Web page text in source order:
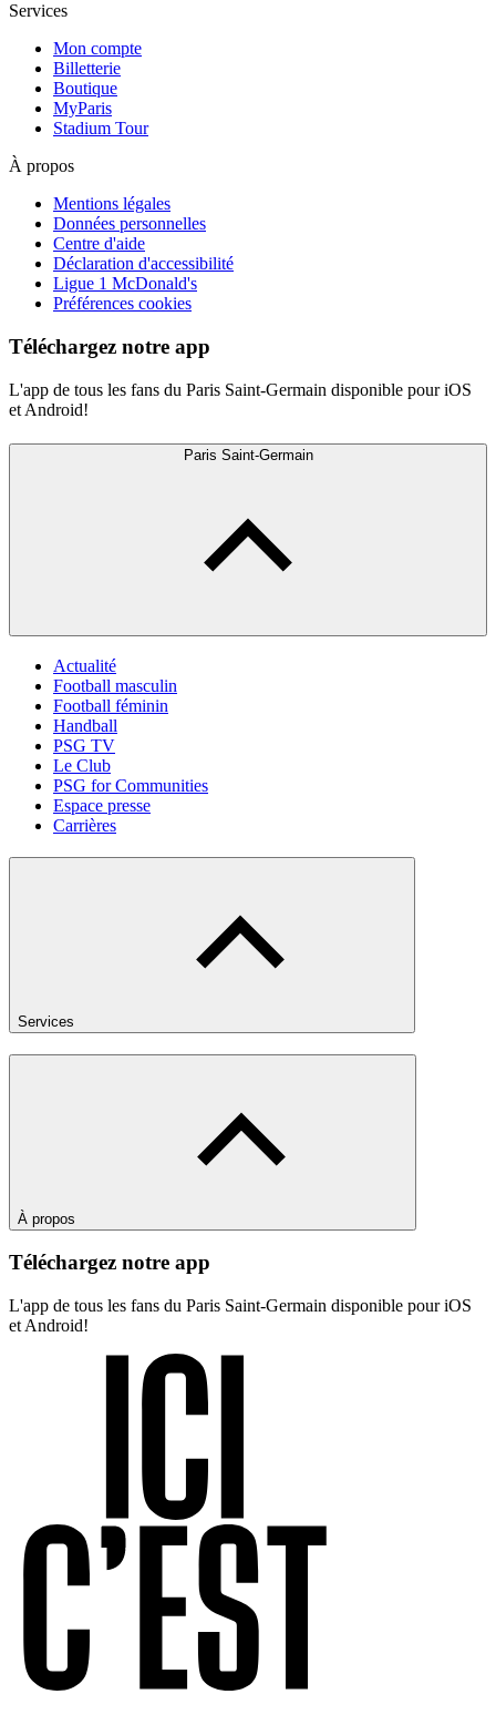
Services
Mon compte
Billetterie
Boutique
MyParis
Stadium Tour
À propos
Mentions légales
Données personnelles
Centre d'aide
Déclaration d'accessibilité
Ligue 1 McDonald's
Préférences cookies
Téléchargez notre app
L'app de tous les fans du Paris Saint-Germain disponible pour iOS
et Android!
Paris Saint-Germain
Actualité
Football masculin
Football féminin
Handball
PSG TV
Le Club
PSG for Communities
Espace presse
Carrières
Services
À propos
Téléchargez notre app
L'app de tous les fans du Paris Saint-Germain disponible pour iOS
et Android!